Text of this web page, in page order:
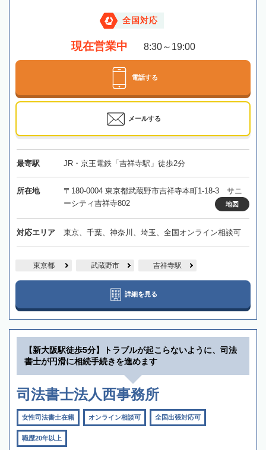
全国対応
現在営業中 8:30～19:00
電話する
メールする
最寄駅 JR・京王電鉄「吉祥寺駅」徒歩2分
所在地
〒180-0004 東京都武蔵野市吉祥寺本町1-18-3 サニ
ーシティ吉祥寺802
地図
対応エリア 東京、千葉、神奈川、埼玉、全国オンライン相談可
東京都 武蔵野市 吉祥寺駅
詳細を見る
【新大阪駅徒歩5分】トラブルが起こらないように、司法
書士が円滑に相続手続きを進めます
司法書士法人西事務所
女性司法書士在籍 オンライン相談可 全国出張対応可
職歴20年以上